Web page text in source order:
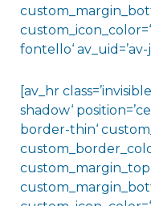
fontello‘
[av_hr
shadow‘
border-thin‘